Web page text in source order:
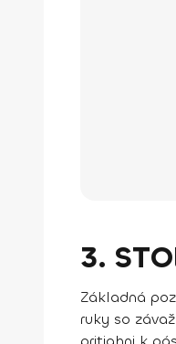
3.
Základná
ruky so